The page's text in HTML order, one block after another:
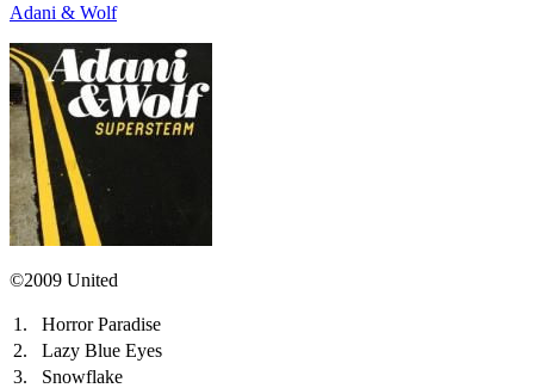
Adani & Wolf
©2009 United
1.
Horror Paradise
2.
Lazy Blue Eyes
3.
Snowflake